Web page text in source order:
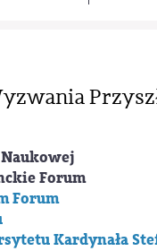
Forum
Forum
Kardynała